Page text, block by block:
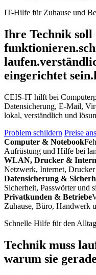
IT-Hilfe für Zuhause und
Ihre Technik soll
funktionieren.
laufen.
eingerichtet sein.
CEIS-IT hilft bei
Datensicherung, E-Mail,
lokal, verständlich und
Problem schildern Preise
Computer & Notebook
Aufrüstung und Hilfe bei
WLAN, Drucker &
Netzwerk, Internet, Drucker
Datensicherung &
Sicherheit, Passwörter und
Privatkunden & Betriebe
Zuhause, Büro, Handwerk
Schnelle Hilfe für den Alltag
Technik muss
warum sie